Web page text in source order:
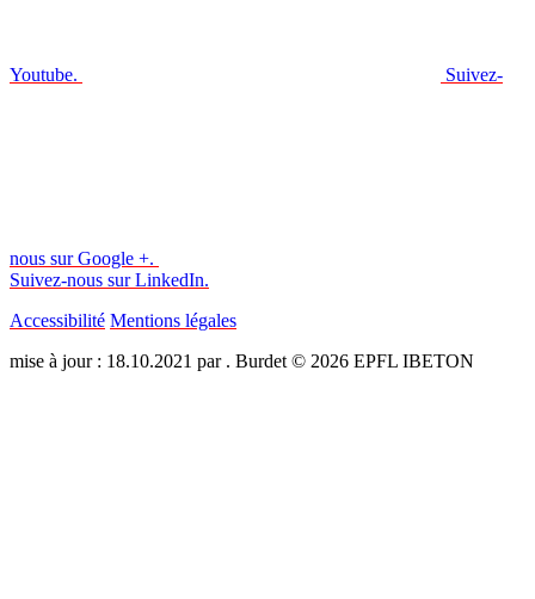
Youtube. Suivez-
nous sur Google +.
Suivez-nous sur LinkedIn.
Accessibilité Mentions légales
mise à jour : 18.10.2021 par . Burdet © 2026 EPFL IBETON